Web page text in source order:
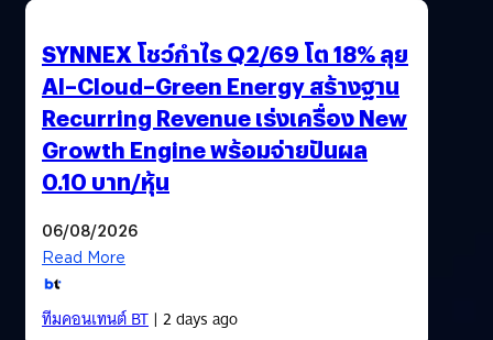
SYNNEX โชว์กำไร Q2/69 โต 18% ลุย
AI–Cloud–Green Energy สร้างฐาน
Recurring Revenue เร่งเครื่อง New
Growth Engine พร้อมจ่ายปันผล
0.10 บาท/หุ้น
06/08/2026
Read More
ทีมคอนเทนต์ BT| 2 days ago